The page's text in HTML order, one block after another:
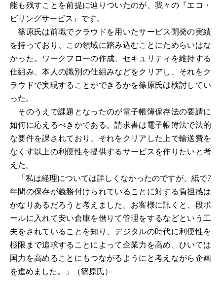
能も残すことを前提に辿りついたのが、我々の『エコ・
ビリングサービス』です。
篠原氏は前職でクラウドを用いたサービス開発の実績
を持っており、この領域に踏み込むことにためらいはな
かった。ワークフローの作成、セキュリティを維持する
仕組み、本人の識別の仕組みなどをクリアし、それをク
ラウドで実現することができるかを篠原氏は検討してい
った。
そのうえで課題となったのが電子帳簿保存法の要請に
如何に応えるべきかである。請求書は電子帳簿法で法的
な要件を課されており、それをクリアした上で輸送費を
なくす以上の利便性を提供するサービスを作りたいと考
えた。
「私は経理については詳しくなかったのですが、紙で7
年間の保存が義務付けられていることに対する負担感は
かなりあるだろうと考えました。お客様に訊くと、段ボ
ールに入れて安い倉庫を借りて管理をするなどという工
夫をされていることを知り、デジタルの時代に利便性を
極限まで追求することによって企業力を高め、ひいては
国力を高めることにもつながるようにと考えながら企画
を進めました。」（篠原氏）